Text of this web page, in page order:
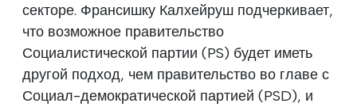
секторе. Франсишку Калхейруш подчеркивает,
что возможное правительство
Социалистической партии (PS) будет иметь
другой подход, чем правительство во главе с
Социал-демократической партией (PSD), и